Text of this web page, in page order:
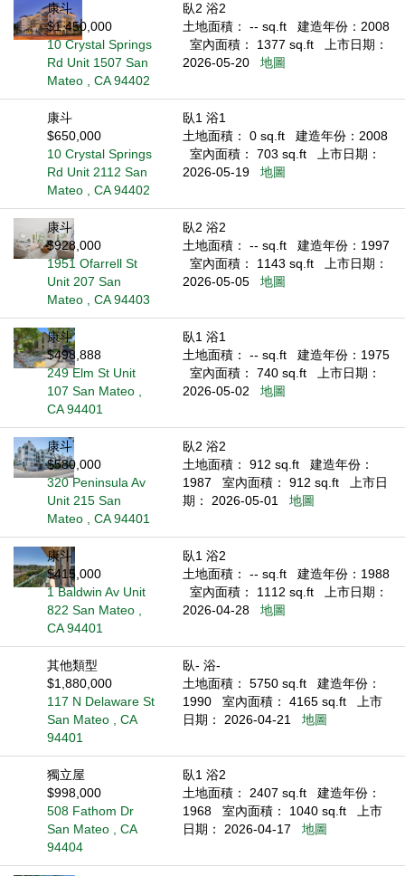
康斗
$1,450,000
10 Crystal Springs
Rd Unit 1507 San
Mateo , CA 94402
臥2 浴2
土地面積： -- sq.ft
建造年份：2008
室內面積： 1377 sq.ft
上市日期：
2026-05-20
地圖
康斗
$650,000
10 Crystal Springs
Rd Unit 2112 San
Mateo , CA 94402
臥1 浴1
土地面積： 0 sq.ft
建造年份：2008
室內面積： 703 sq.ft
上市日期：
2026-05-19
地圖
康斗
$928,000
1951 Ofarrell St
Unit 207 San
Mateo , CA 94403
臥2 浴2
土地面積： -- sq.ft
建造年份：1997
室內面積： 1143 sq.ft
上市日期：
2026-05-05
地圖
康斗
$498,888
249 Elm St Unit
107 San Mateo ,
CA 94401
臥1 浴1
土地面積： -- sq.ft
建造年份：1975
室內面積： 740 sq.ft
上市日期：
2026-05-02
地圖
康斗
$580,000
320 Peninsula Av
Unit 215 San
Mateo , CA 94401
臥2 浴2
土地面積： 912 sq.ft
建造年份：
1987
室內面積： 912 sq.ft
上市日
期： 2026-05-01
地圖
康斗
$415,000
1 Baldwin Av Unit
822 San Mateo ,
CA 94401
臥1 浴2
土地面積： -- sq.ft
建造年份：1988
室內面積： 1112 sq.ft
上市日期：
2026-04-28
地圖
其他類型
$1,880,000
117 N Delaware St
San Mateo , CA
94401
臥- 浴-
土地面積： 5750 sq.ft
建造年份：
1990
室內面積： 4165 sq.ft
上市
日期： 2026-04-21
地圖
獨立屋
$998,000
508 Fathom Dr
San Mateo , CA
94404
臥1 浴2
土地面積： 2407 sq.ft
建造年份：
1968
室內面積： 1040 sq.ft
上市
日期： 2026-04-17
地圖